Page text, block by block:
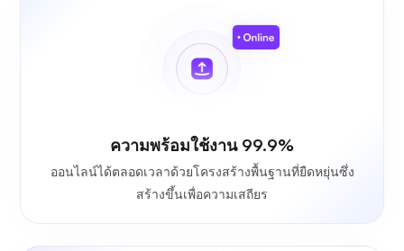
ความพร้อมใช้งาน 99.9%
ออนไลน์ได้ตลอดเวลาด้วยโครงสร้างพื้นฐานที่ยืดหยุ่นซึ่ง
สร้างขึ้นเพื่อความเสถียร